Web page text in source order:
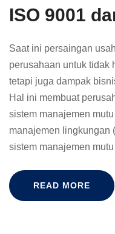
ISO 9001
Saat ini persaingan
perusahaan untuk tidak
tetapi juga dampak
Hal ini membuat
sistem manajemen
manajemen lingkungan
sistem manajemen
READ MORE